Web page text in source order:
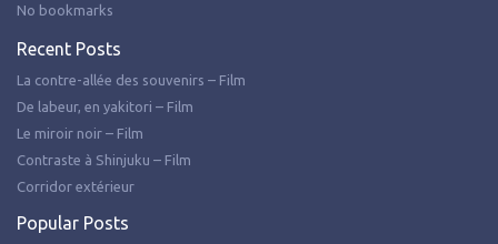
No bookmarks
Recent Posts
La contre-allée des souvenirs – Film
De labeur, en yakitori – Film
Le miroir noir – Film
Contraste à Shinjuku – Film
Corridor extérieur
Popular Posts